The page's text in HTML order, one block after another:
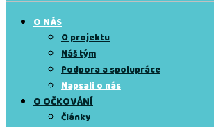
O NÁS
O projektu
Náš tým
Podpora a spolupráce
Napsali o nás
O OČKOVÁNÍ
Články